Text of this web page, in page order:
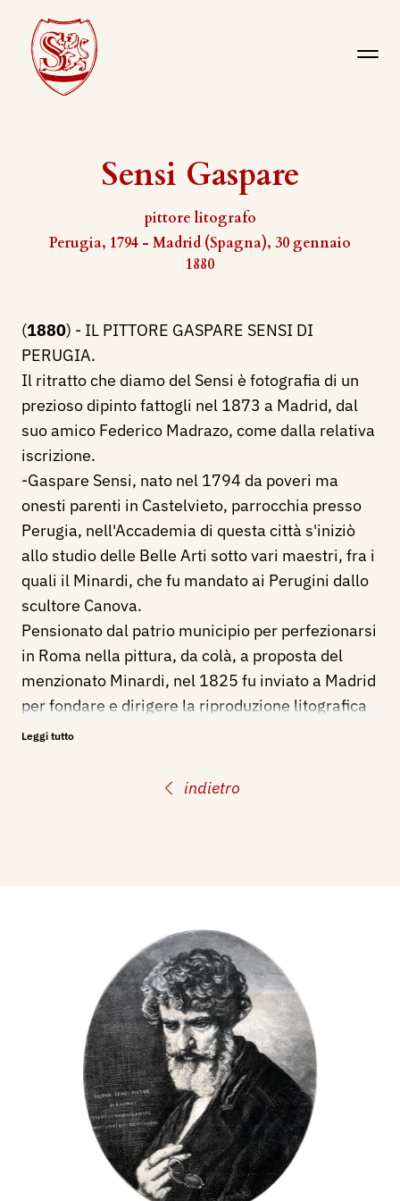
Sensi Gaspare
pittore litografo
Perugia, 1794 - Madrid (Spagna), 30 gennaio
1880
indietro
(1880) - IL PITTORE GASPARE SENSI DI
PERUGIA.
Il ritratto che diamo del Sensi è fotografia di un
prezioso dipinto fattogli nel 1873 a Madrid, dal
suo amico Federico Madrazo, come dalla relativa
iscrizione.
-Gaspare Sensi, nato nel 1794 da poveri ma
onesti parenti in Castelvieto, parrocchia presso
Perugia, nell'Accademia di questa città s'iniziò
allo studio delle Belle Arti sotto vari maestri, fra i
quali il Minardi, che fu mandato ai Perugini dallo
scultore Canova.
Pensionato dal patrio municipio per perfezionarsi
in Roma nella pittura, da colà, a proposta del
menzionato Minardi, nel 1825 fu inviato a Madrid
per fondare e dirigere la riproduzione litografica
dei quadri del Reale Museo, molti de’ quali furono
In quella metropoli il giovane artista perugino
storici ed archeologici ed in molte lingue. Citerò
solo la rarissima e costosa opera l'
Galleria di armi antiche di Madrid
pubblicazione fattasi a Parigi coi suoi disegni e
col testo francese del prof. Achille Jubinal, in più
edizioni, delle quali io posseggo la terza del
1861. Più volte il Sensi sin dal 1837 l’avea
tentata in Spagna, ma sempre invano;
finalmente, dopo perseveranti spese e fatiche,
poté darla alla luce in Parigi per gli splendidi tipi
Leggi tutto